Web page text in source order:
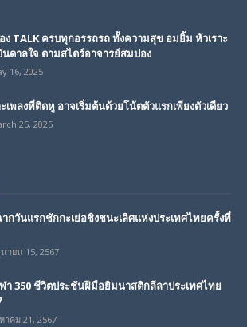
ง TALK ครบทุกอรรถรถ ทั้งความสุข อมยิ้ม หัวเราะ
นดาลใจ ตามสไตร์อาจารย์สมปอง
16, 2025
ะเพลงที่ติดหู อาจเริ่มต้นด้วยโน้ตตัวแรกเพียงตัวเดียว
25, 2025
ากวันแรกชักกะเย่อชิงชนะเลิศแห่งประเทศไทยครั้งที่
ายน 15, 2567
า 350 ชีวิตประชันฝีมือยิมนาสติกลีลาประเทศไทย
าคม 21, 2567